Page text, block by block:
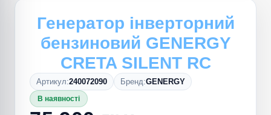
Генератор інверторний
бензиновий GENERGY
CRETA SILENT RC
Артикул:240072090 Бренд:GENERGY
В наявності